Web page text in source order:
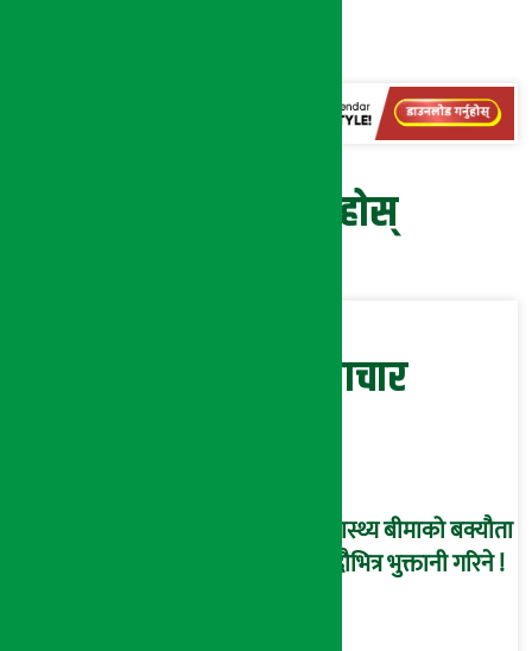
प्रतिक्रिया दिनुहोस्
सम्बन्धित समाचार
स्वास्थ्य बीमाको बक्यौता
भदौभित्र भुक्तानी गरिने !